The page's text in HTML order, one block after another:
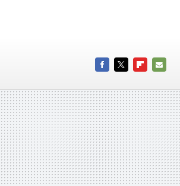
MAIL